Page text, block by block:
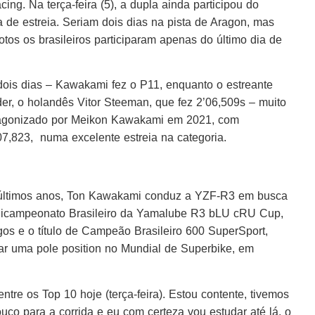
Na terça-feira (5), a dupla ainda participou do
estreia. Seriam dois dias na pista de Aragon, mas
os brasileiros participaram apenas do último dia de
dias – Kawakami fez o P11, enquanto o estreante
o holandês Vitor Steeman, que fez 2’06,509s – muito
por Meikon Kawakami em 2021, com
numa excelente estreia na categoria.
anos, Ton Kawakami conduz a YZF-R3 em busca
Brasileiro da Yamalube R3 bLU cRU Cup,
e o título de Campeão Brasileiro 600 SuperSport,
uma pole position no Mundial de Superbike, em
os Top 10 hoje (terça-feira). Estou contente, tivemos
para a corrida e eu com certeza vou estudar até lá, o